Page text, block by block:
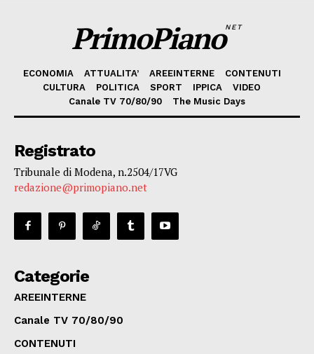
PrimoPianoNET
ECONOMIA ATTUALITA’ AREEINTERNE
CONTENUTI
CULTURA
POLITICA SPORT IPPICA
VIDEO
Canale TV 70/80/90
The Music Days
Registrato
Tribunale di Modena, n.2504/17VG
redazione@primopiano.net
Categorie
AREEINTERNE
Canale TV 70/80/90
CONTENUTI